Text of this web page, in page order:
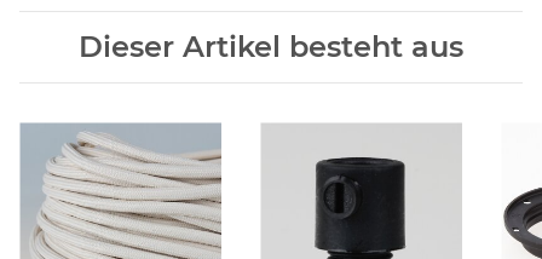
Dieser Artikel besteht aus